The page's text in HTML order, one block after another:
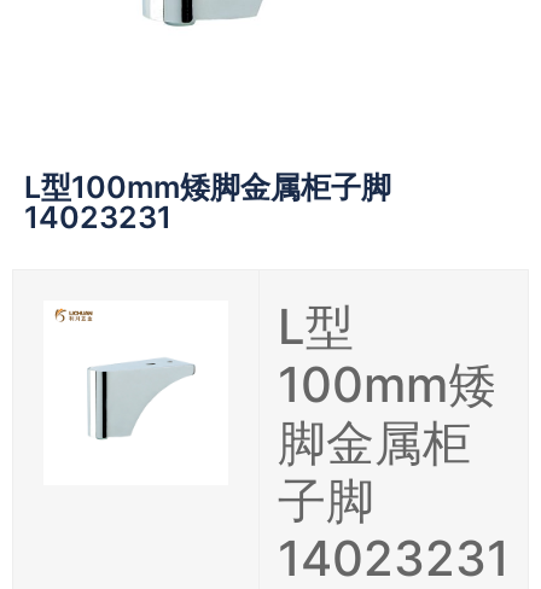
L型100mm矮脚金属柜子脚
14023231
L型
100mm矮
脚金属柜
子脚
14023231